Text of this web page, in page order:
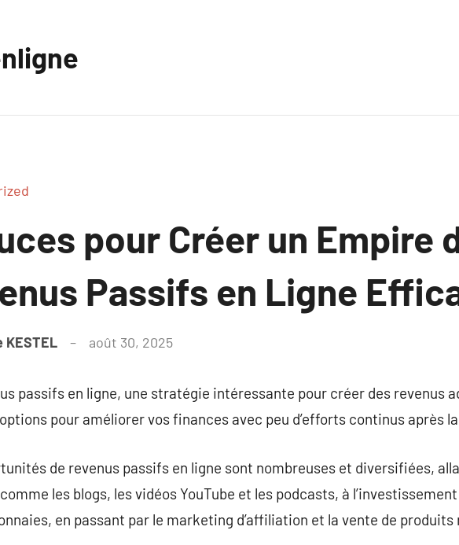
pour Créer un Empire
Passifs en Ligne
KESTEL août 30, 2025
passifs en ligne, une stratégie intéressante pour créer des revenus
pour améliorer vos finances avec peu d’efforts continus après
de revenus passifs en ligne sont nombreuses et diversifiées,
les blogs, les vidéos YouTube et les podcasts, à
en passant par le marketing d’affiliation et la vente de produits